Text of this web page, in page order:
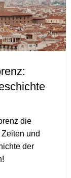
die
und
der